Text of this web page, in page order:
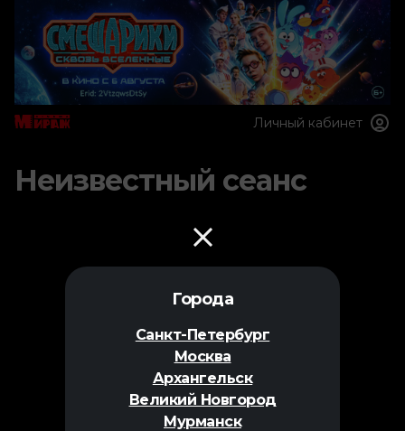
Города
Санкт-Петербург
Москва
Архангельск
Великий Новгород
Мурманск
Личный кабинет
Неизвестный сеанс